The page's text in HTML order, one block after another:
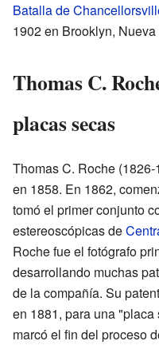
Batalla de
1902 en Brooklyn, Nueva
Thomas C.
placas secas
Thomas C. Roche
en 1858. En 1862,
tomó el primer conjunto
estereoscópicas de
Roche fue el fotógrafo
desarrollando muchas
de la compañía. Su
en 1881, para una "placa
marcó el fin del proceso